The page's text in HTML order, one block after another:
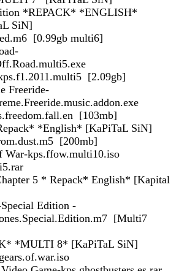
*REPACK* *ENGLISH*
SiN]
[0.99gb multi6]
[2.09gb]
Freeride-
[103mb]
*English* [KaPiTaL SiN]
[200mb]
War-kps.ffow.multi10.iso
5 * Repack* English* [Kapital
Edition -
[Multi7
*MULTI 8* [KaPiTaL SiN]